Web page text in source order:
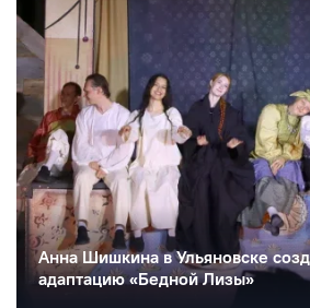
Анна Шишкина в Ульяновске
адаптацию «Бедной Лизы»